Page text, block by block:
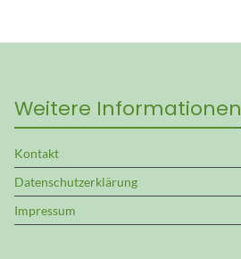
Weitere Informationen
Kontakt
Datenschutzerklärung
Impressum